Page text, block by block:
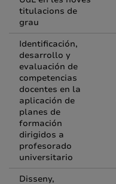
titulacions de
grau
Identificación,
desarrollo y
evaluación de
competencias
docentes en la
aplicación de
planes de
formación
dirigidos a
profesorado
universitario
Disseny,